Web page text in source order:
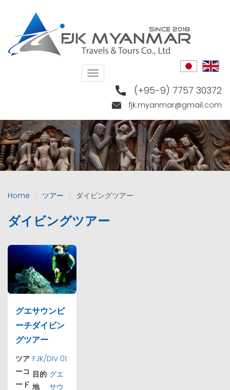
content
(+95-9) 7757 30372
fjk.myanmar@gmail.com
Toggle
navigation
Home ツアー ダイビングツアー
ダイビングツアー
グエサウンビ
ーチダイビン
グツアー
ツア
ーコ
ード
FJK/DIV 01
目的
地
グエ
サウ